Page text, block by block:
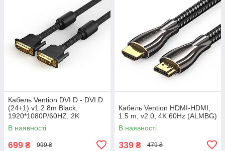
Кабель Vention DVI D - DVI D
(24+1) v1.2 8m Black,
1920*1080P/60HZ, 2K
(EAEBK)
В наявності
699 ₴ 999 ₴
Кабель Vention HDMI-HDMI,
1.5 m, v2.0, 4K 60Hz (ALMBG)
В наявності
339 ₴ 479 ₴